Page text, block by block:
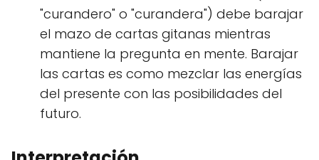
"curandero" o "curandera") debe barajar
el mazo de cartas gitanas mientras
mantiene la pregunta en mente. Barajar
las cartas es como mezclar las energías
del presente con las posibilidades del
futuro.